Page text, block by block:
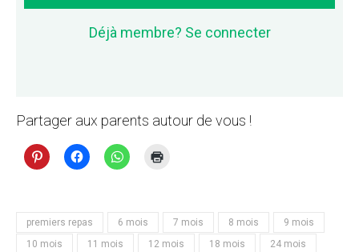
Déjà membre? Se connecter
Partager aux parents autour de vous !
premiers repas 6 mois 7 mois 8 mois
9 mois
10 mois
11 mois 12 mois 18 mois
24 mois